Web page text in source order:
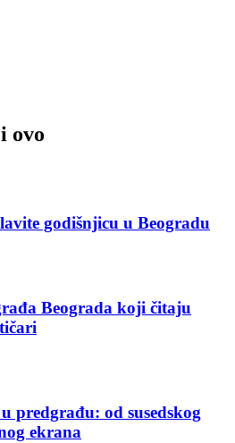
ovo
godišnjicu u Beogradu
Beograda koji čitaju
predgrađu: od susedskog
ekrana